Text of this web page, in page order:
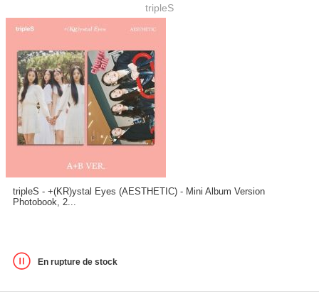
tripleS
tripleS - +(KR)ystal Eyes (AESTHETIC) - Mini Album Version
Photobook, 2...
En rupture de stock